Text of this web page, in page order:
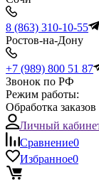
8 (863) 310-10-55
Ростов-на-Дону
+7 (989) 800 51 87
Звонок по РФ
Режим работы:
Обработка
Личный
Сравнение0
Избранное0